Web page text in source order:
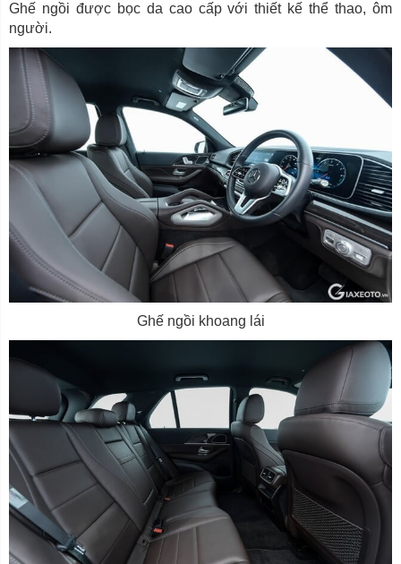
Ghế ngồi được bọc da cao cấp với thiết kế thể thao, ôm
người.
Ghế ngồi khoang lái